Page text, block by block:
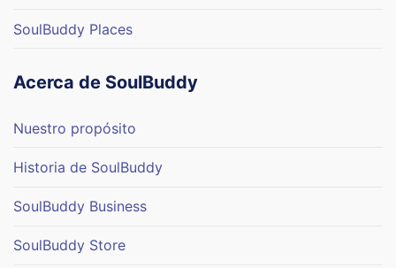
SoulBuddy Places
Acerca de SoulBuddy
Nuestro propósito
Historia de SoulBuddy
SoulBuddy Business
SoulBuddy Store